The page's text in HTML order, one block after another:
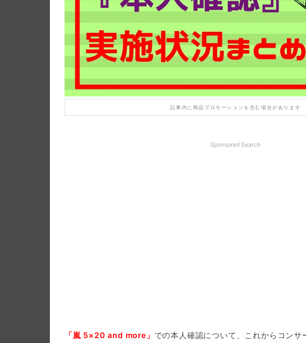
記事内に商品プロモーションを含む場合があります
Sponsored Search
「嵐 5×20 and more」 での本人確認について、これからコン